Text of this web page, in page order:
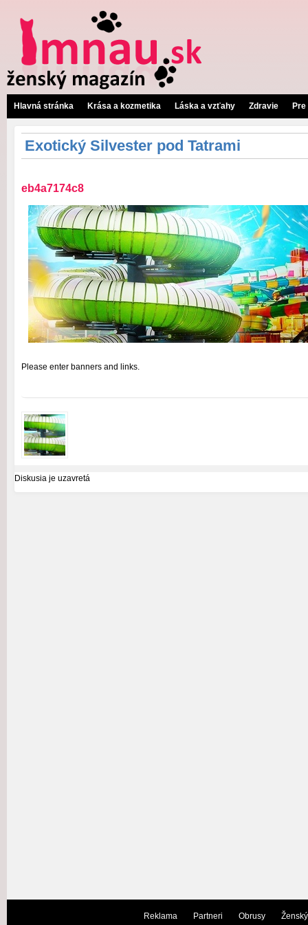
Hlavná stránka Krása a kozmetika Láska a vzťahy Zdravie
Exotický Silvester pod Tatrami
eb4a7174c8
Please enter banners and links.
Diskusia je uzavretá
Reklama Partneri Obrusy